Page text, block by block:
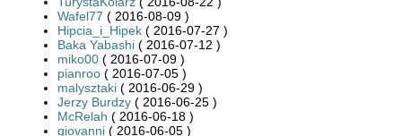
Wafel77 ( 2016-08-09 )
Hipcia_i_Hipek ( 2016-07-27 )
Baka Yabashi ( 2016-07-12 )
miko00 ( 2016-07-09 )
pianroo ( 2016-07-05 )
malysztaki ( 2016-06-29 )
Jerzy Burdzy ( 2016-06-25 )
McRelah ( 2016-06-18 )
giovanni ( 2016-06-05 )